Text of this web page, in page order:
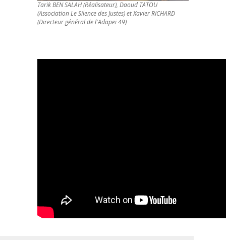
Tarik BEN SALAH (Réalisateur), Daoud TATOU
(Association Le Silence des Justes) et Xavier RICHARD
(Directeur général de l'Adapei 49)